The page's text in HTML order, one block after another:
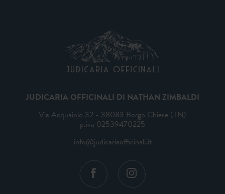
JUDICARIA OFFICINALI DI NATHAN ZIMBALDI
Via Acquaiolo 32 - 38083 Borgo Chiese (TN)
p.iva 02539470225
info@judicariaofficinali.it